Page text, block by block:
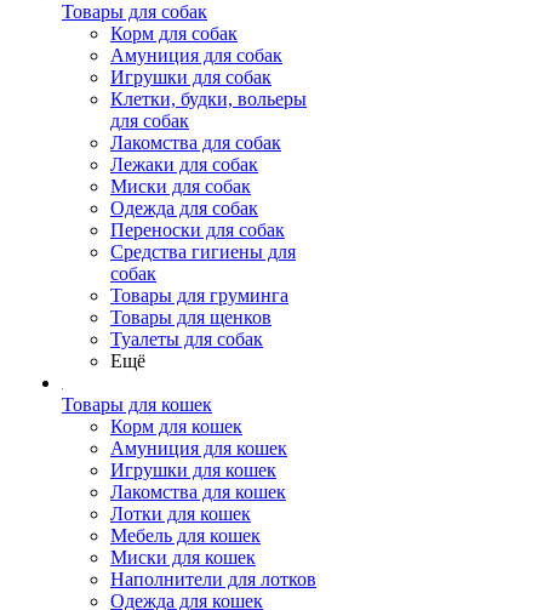
Товары для собак
Корм для собак
Амуниция для собак
Игрушки для собак
Клетки, будки, вольеры
для собак
Лакомства для собак
Лежаки для собак
Миски для собак
Одежда для собак
Переноски для собак
Средства гигиены для
собак
Товары для груминга
Товары для щенков
Туалеты для собак
Ещё
Товары для кошек
Корм для кошек
Амуниция для кошек
Игрушки для кошек
Лакомства для кошек
Лотки для кошек
Мебель для кошек
Миски для кошек
Наполнители для лотков
Одежда для кошек